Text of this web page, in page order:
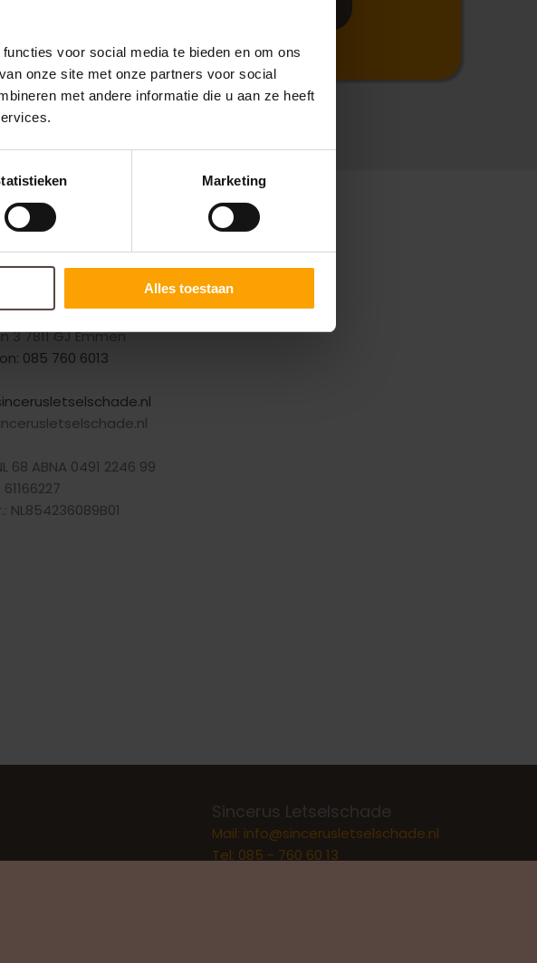
voor social media te bieden en om ons
onze site met onze partners voor social
met andere informatie die u aan ze heeft
Marketing
Alles toestaan
Letselschade B.V.
3 7811 GJ Emmen
085 760 6013
68 ABNA 0491 2246 99
61166227
NL854236089B01
Sincerus Letselschade
Mail: info@sincerusletselschade.nl
Tel: 085 - 760 60 13